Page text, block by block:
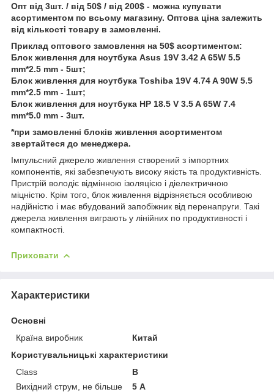
Опт від 3шт. / від 50$ / від 200$ - можна купувати
асортиментом по всьому магазину. Оптова ціна залежить
від кількості товару в замовленні.
Приклад оптового замовлення на 50$ асортиментом:
Блок живлення для ноутбука Asus 19V 3.42 A 65W 5.5
mm*2.5 mm - 5шт;
Блок живлення для ноутбука Toshiba 19V 4.74 A 90W 5.5
mm*2.5 mm - 1шт;
Блок живлення для ноутбука HP 18.5 V 3.5 A 65W 7.4
mm*5.0 mm - 3шт.
*при замовленні блоків живлення асортиментом
звертайтеся до менеджера.
Імпульсний джерело живлення створений з імпортних
компонентів, які забезпечують високу якість та продуктивність.
Пристрій володіє відмінною ізоляцією і діелектричною
міцністю. Крім того, блок живлення відрізняється особливою
надійністю і має вбудований запобіжник від перенапруги. Такі
джерела живлення виграють у лінійних по продуктивності і
компактності.
Приховати
Характеристики
Основні
Країна виробник
Китай
Користувальницькі характеристики
Class
B
Вихідний струм, не більше
5 А